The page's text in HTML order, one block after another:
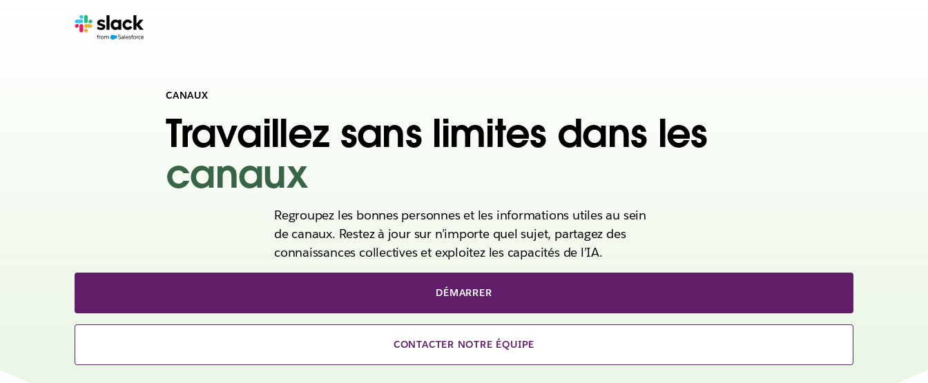
CANAUX
Travaillez sans limites dans les
canaux
Regroupez les bonnes personnes et les informations utiles au sein
de canaux. Restez à jour sur n’importe quel sujet, partagez des
connaissances collectives et exploitez les capacités de l’IA.
DÉMARRER
CONTACTER NOTRE ÉQUIPE